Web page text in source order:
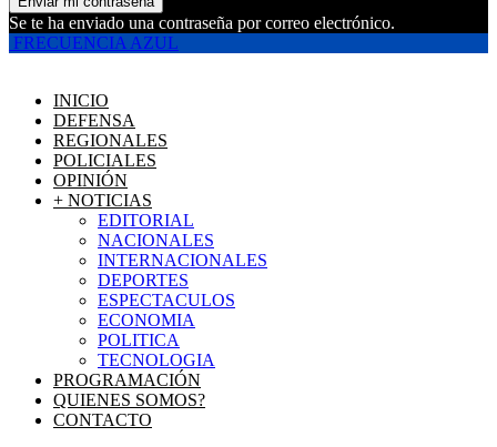
Se te ha enviado una contraseña por correo electrónico.
FRECUENCIA AZUL
INICIO
DEFENSA
REGIONALES
POLICIALES
OPINIÓN
+ NOTICIAS
EDITORIAL
NACIONALES
INTERNACIONALES
DEPORTES
ESPECTACULOS
ECONOMIA
POLITICA
TECNOLOGIA
PROGRAMACIÓN
QUIENES SOMOS?
CONTACTO